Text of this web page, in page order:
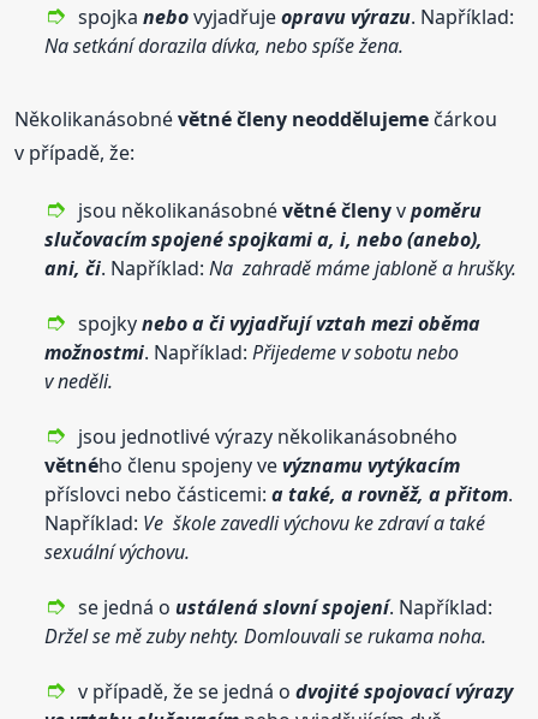
spojkanebovyjadřujeopravu výrazu. Například:
Na setkání dorazila dívka, nebo spíše žena.
Několikanásobnévětné členy neoddělujeme čárkou
v případě, že:
jsou několikanásobnévětné členyvpoměru
slučovacím spojené spojkami a, i, nebo (anebo),
ani, či. Například:Na zahradě máme jabloně a hrušky.
spojkynebo a či vyjadřují vztah mezi oběma
možnostmi. Například: Přijedeme v sobotu nebo
v neděli.
jsou jednotlivé výrazy několikanásobného
větného členu spojeny vevýznamu vytýkacím
příslovci nebo částicemi:a také, a rovněž, a přitom.
Například: Ve škole zavedli výchovu ke zdraví a také
sexuální výchovu.
se jedná oustálená slovní spojení. Například:
Držel se mě zuby nehty. Domlouvali se rukama noha.
v případě, že se jedná odvojité spojovací výrazy